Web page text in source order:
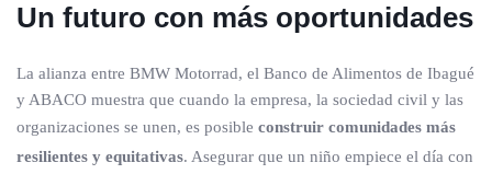
Un futuro con más oportunidades
La alianza entre BMW Motorrad, el Banco de Alimentos de Ibagué
y ABACO muestra que cuando la empresa, la sociedad civil y las
organizaciones se unen, es posible construir comunidades más
resilientes y equitativas. Asegurar que un niño empiece el día con